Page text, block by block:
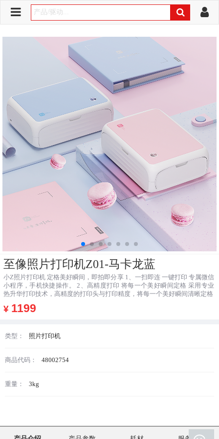
至像照片打印机Z01-马卡龙蓝
小Z照片打印机 定格美好瞬间，即拍即分享 1、一扫即连 一键打印 专属微信
小程序，手机快捷操作。 2、高精度打印 将每一个美好瞬间定格 采用专业
热升华打印技术，高精度的打印头与打印精度，将每一个美好瞬间清晰定格
¥ 1199
类型： 照片打印机
商品代码： 48002754
重量： 3kg